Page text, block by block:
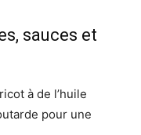
sauces et
à de l’huile
pour une